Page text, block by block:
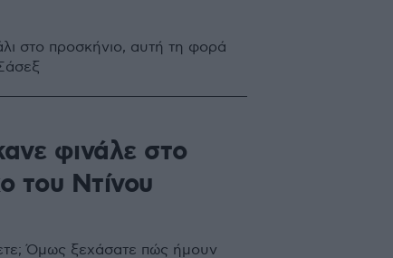
στο προσκήνιο, αυτή τη φορά
φινάλε στο
του Ντίνου
Όμως ξεχάσατε πώς ήμουν